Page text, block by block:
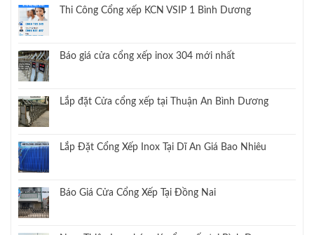
Thi Công Cổng xếp KCN VSIP 1 Bình Dương
Báo giá cửa cổng xếp inox 304 mới nhất
Lắp đặt Cửa cổng xếp tại Thuận An Bình Dương
Lắp Đặt Cổng Xếp Inox Tại Dĩ An Giá Bao Nhiêu
Báo Giá Cửa Cổng Xếp Tại Đồng Nai